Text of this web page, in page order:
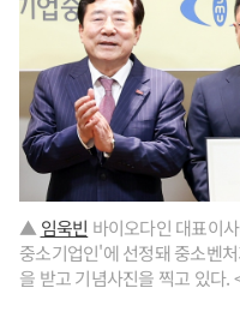
▲ 임욱빈 바이오다인 대표이
중소기업인'에 선정돼 중소벤
을 받고 기념사진을 찍고 있다.